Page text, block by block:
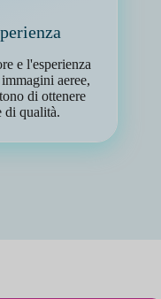
e l'esperienza
aeree,
di ottenere
di qualità.